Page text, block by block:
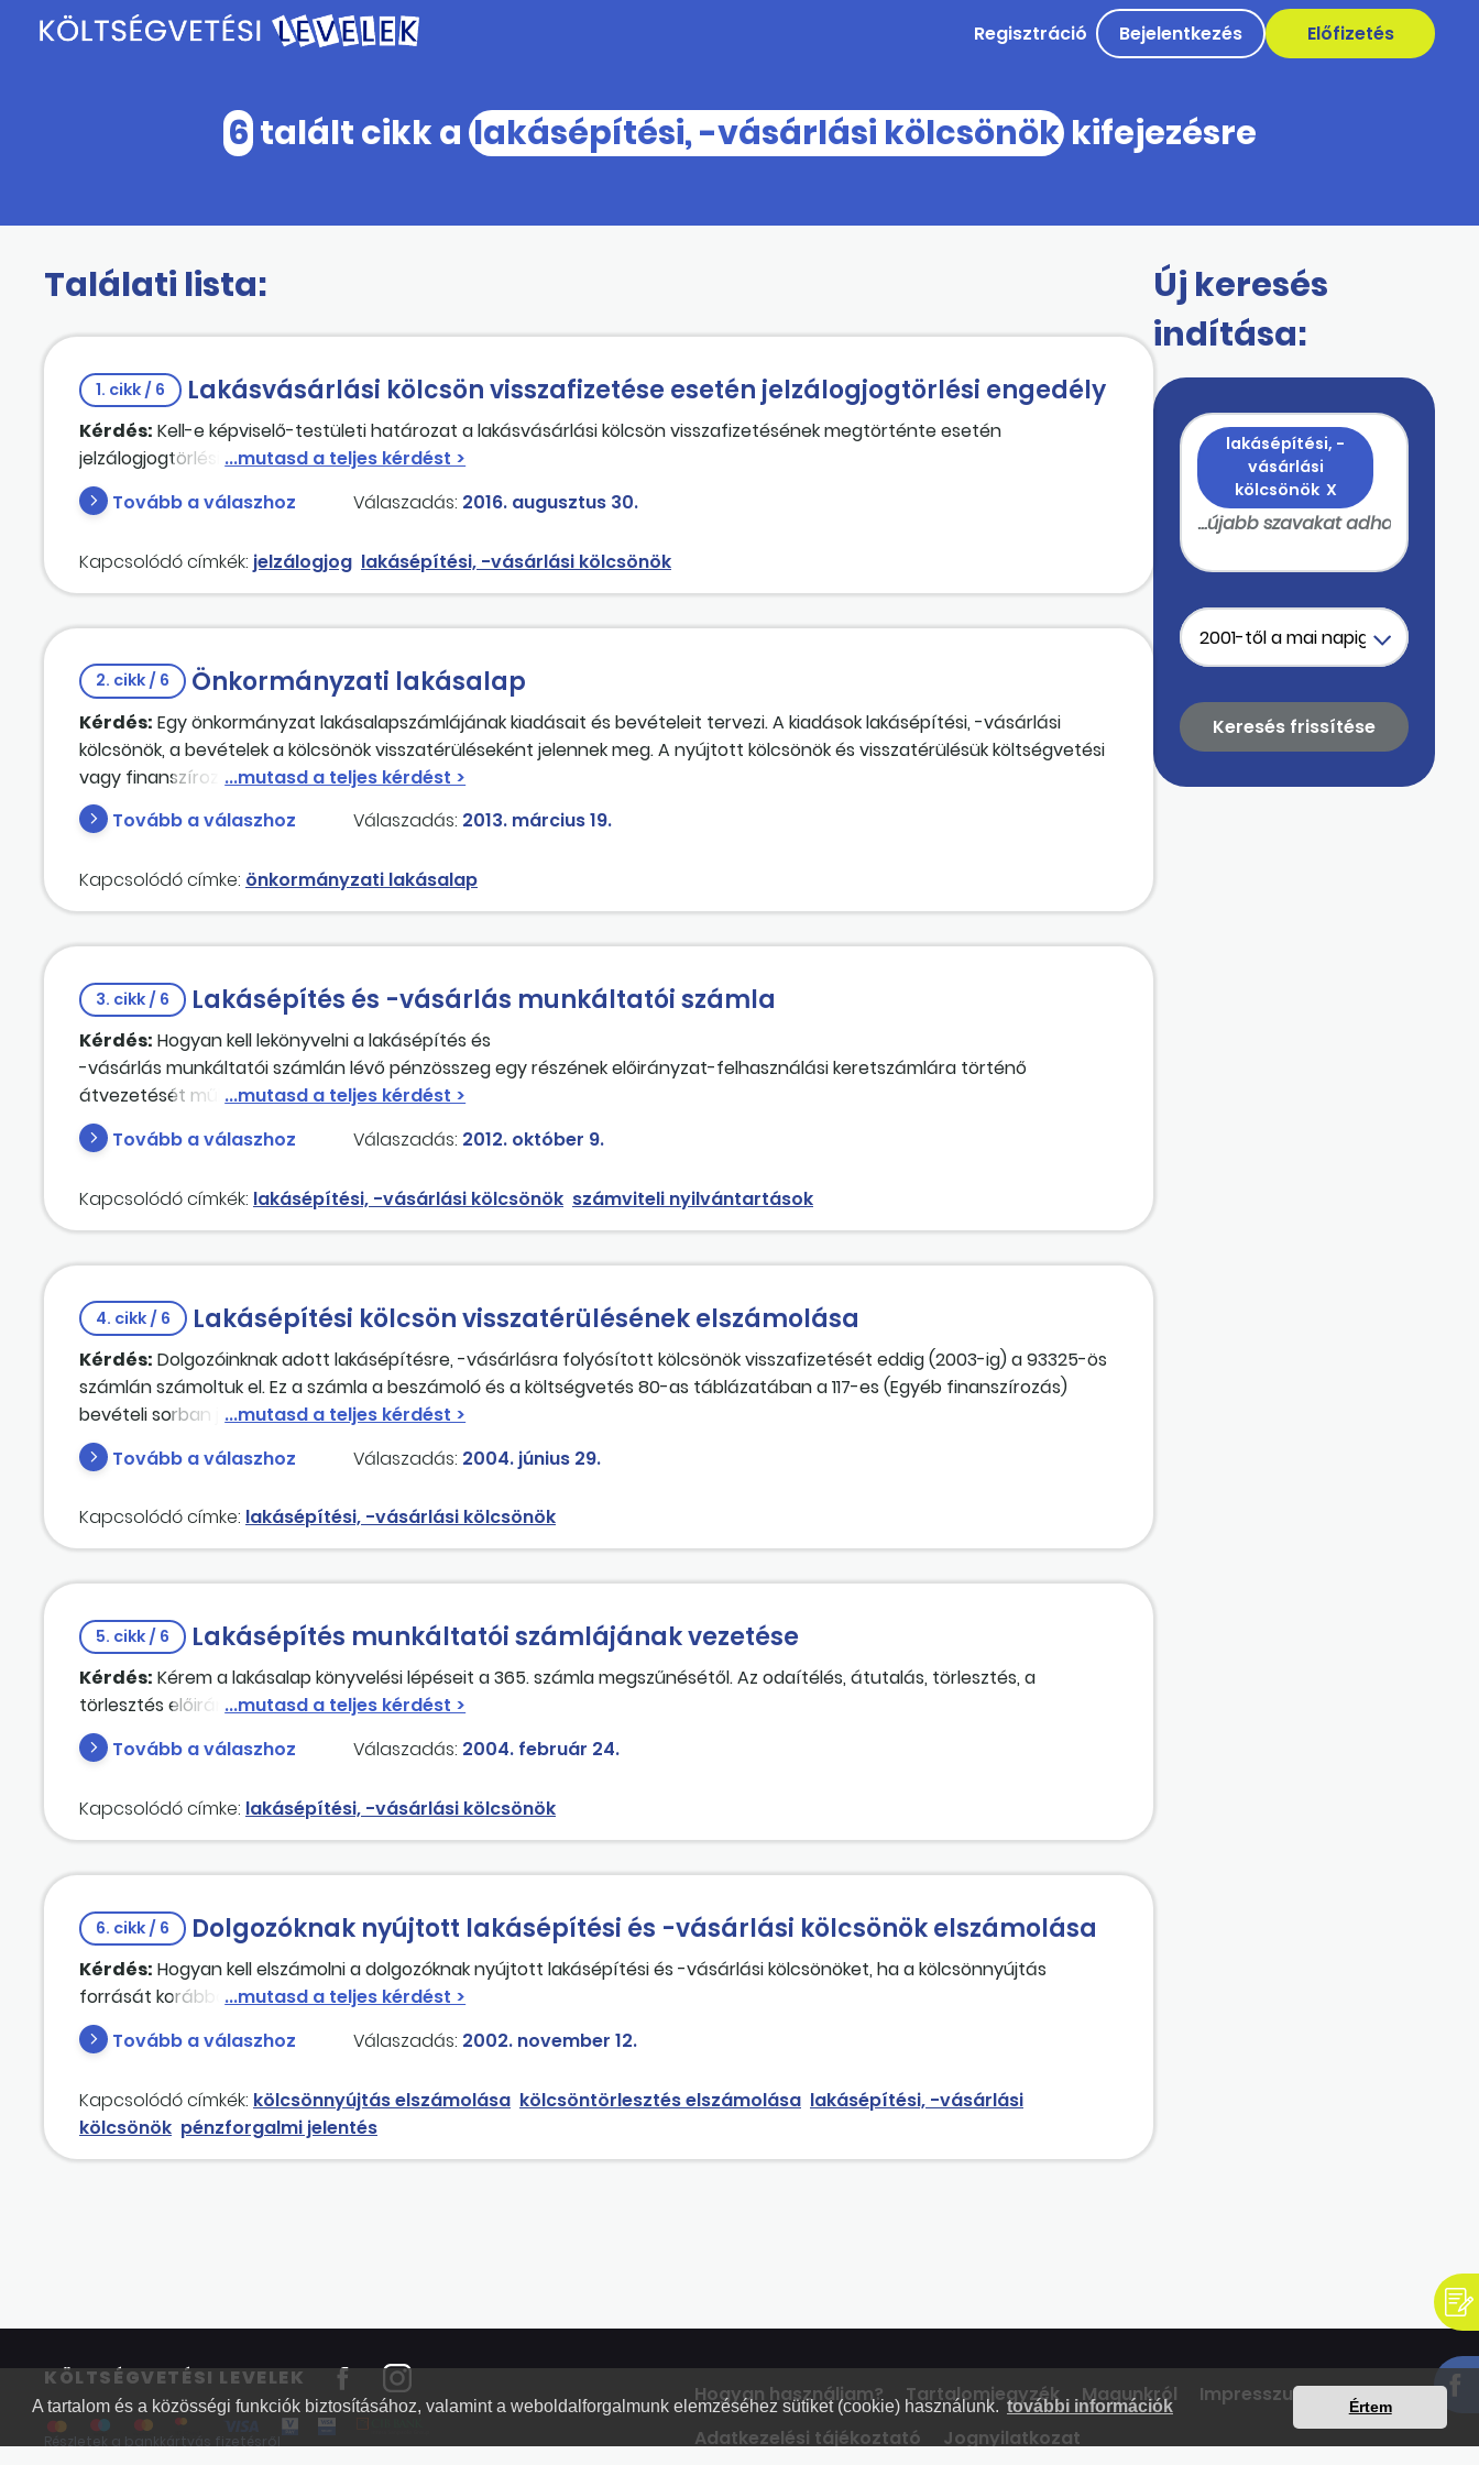
A tartalom és a közösségi funkciók biztosításához, valamint a weboldalforgalmunk elemzéséhez sütiket (cookie) használunk. további információk Értem
Regisztráció Bejelentkezés Előfizetés
6talált cikk a lakásépítési, -vásárlási kölcsönökkifejezésre
Találati lista:
1. cikk / 6 Lakásvásárlási kölcsön visszafizetése esetén jelzálogjogtörlési engedély
Kérdés: Kell-e képviselő-testületi határozat a lakásvásárlási kölcsön visszafizetésének megtörténte esetén
jelzálogjogtörlési engedélyre vonatkozó jognyilatkozat jóváhagyására?
Tovább a válaszhoz
Válaszadás: 2016. augusztus 30.
Kapcsolódó címkék: jelzálogjog lakásépítési, -vásárlási kölcsönök
2. cikk / 6 Önkormányzati lakásalap
Kérdés: Egy önkormányzat lakásalapszámlájának kiadásait és bevételeit tervezi. A kiadások lakásépítési, -vásárlási
kölcsönök, a bevételek a kölcsönök visszatérüléseként jelennek meg. A nyújtott kölcsönök és visszatérülésük költségvetési
vagy finanszírozási bevételek és kiadások? Amennyiben az önkormányzat úgy dönt, hogy a lakásalap terhére újabb
kifizetéseket nem biztosít, a beérkező törlesztésekből megvalósíthatók-e önként vállalt feladatok, tehát saját bevételnek
tekinthetők-e a visszatérülések? Ehhez meg kell-e szüntetni a lakásalapszámlát, vagy a lakásalapszámla bevételei
Tovább a válaszhoz Válaszadás: 2013. március 19.
Kapcsolódó címke: önkormányzati lakásalap
3. cikk / 6 Lakásépítés és -vásárlás munkáltatói számla
Kérdés: Hogyan kell lekönyvelni a lakásépítés és
-vásárlás munkáltatói számlán lévő pénzösszeg egy részének előirányzat-felhasználási keretszámlára történő
átvezetését működési feladatok ellátása esetén?
Tovább a válaszhoz
Válaszadás: 2012. október 9.
Kapcsolódó címkék: lakásépítési, -vásárlási kölcsönök számviteli nyilvántartások
4. cikk / 6 Lakásépítési kölcsön visszatérülésének elszámolása
Kérdés: Dolgozóinknak adott lakásépítésre, -vásárlásra folyósított kölcsönök visszafizetését eddig (2003-ig) a 93325-ös
számlán számoltuk el. Ez a számla a beszámoló és a költségvetés 80-as táblázatában a 117-es (Egyéb finanszírozás)
bevételi sorban jelent meg. A 2004. évi Költségvetésben és beszámolóban a 109. (Osztalék, Koncessziós díjak) sorban
szerepel. Ezért minden hónapban át kell-e vezetni a Háztartásoknak nyújtott egyéb felhalmozási célú támogatási
kölcsönök visszatérülése 194543-as számlára?
Tovább a válaszhoz Válaszadás: 2004. június 29.
Kapcsolódó címke: lakásépítési, -vásárlási kölcsönök
5. cikk / 6 Lakásépítés munkáltatói számlájának vezetése
Kérdés: Kérem a lakásalap könyvelési lépéseit a 365. számla megszűnésétől. Az odaítélés, átutalás, törlesztés, a
törlesztés előirányzata, kamat, OTP-költség, ha az intézmény nem vállalta át.
Tovább a válaszhoz
Válaszadás: 2004. február 24.
Kapcsolódó címke: lakásépítési, -vásárlási kölcsönök
6. cikk / 6 Dolgozóknak nyújtott lakásépítési és -vásárlási kölcsönök elszámolása
Kérdés: Hogyan kell elszámolni a dolgozóknak nyújtott lakásépítési és -vásárlási kölcsönöket, ha a kölcsönnyújtás
forrását korábban adott kölcsönök törlesztőrészletei jelentették?
Tovább a válaszhoz
Válaszadás: 2002. november 12.
Kapcsolódó címkék: kölcsönnyújtás elszámolása kölcsöntörlesztés elszámolása lakásépítési, -vásárlási
kölcsönök pénzforgalmi jelentés
Új keresés
indítása:
lakásépítési, -
vásárlási
kölcsönök X
KÖLTSÉGVETÉSI LEVELEK
Részletek a bankkártyás fizetésről
Hogyan használjam? Tartalomjegyzék Magunkról Impresszum
Kapcsolat
Adatkezelési tájékoztató
Jognyilatkozat